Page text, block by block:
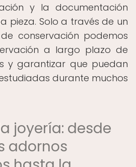
y la documentación
pieza. Solo a través de un
conservación podemos
a largo plazo de
y garantizar que puedan
durante muchos
joyería: desde
adornos